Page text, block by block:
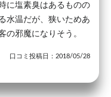
に塩素臭はあるものの
水温だが、狭いためあ
の邪魔になりそう。
口コミ投稿日：2018/05/28